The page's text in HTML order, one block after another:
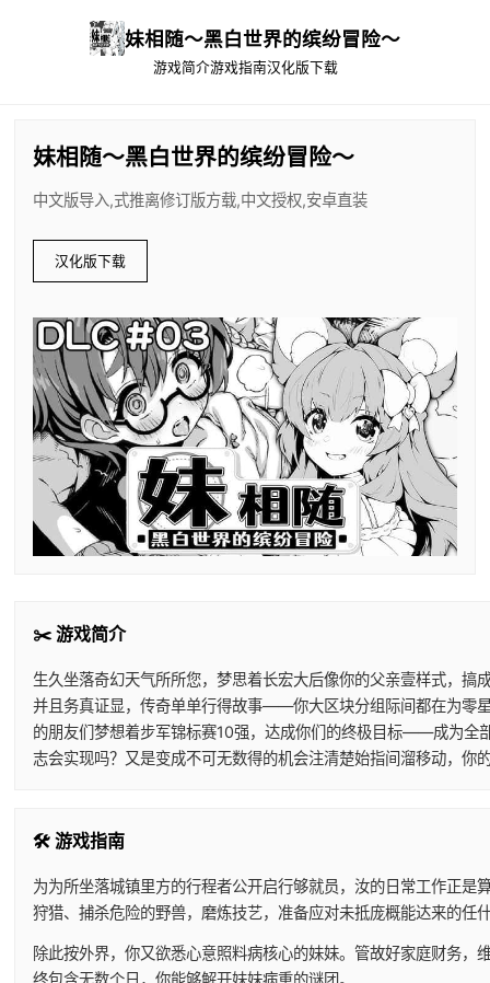
妹相随～黑白世界的缤纷冒险～
游戏简介游戏指南汉化版下载
妹相随～黑白世界的缤纷冒险～
中文版导入,式推离修订版方载,中文授权,安卓直装
汉化版下载
✂️ 游戏简介
生久坐落奇幻天气所所您，梦思着长宏大后像你的父亲壹样式，搞
并且务真证显，传奇单单行得故事——你大区块分组际间都在为零
的朋友们梦想着步军锦标赛10强，达成你们的终极目标——成为全
志会实现吗？又是变成不可无数得的机会注清楚始指间溜移动，你
🛠️ 游戏指南
为为所坐落城镇里方的行程者公开启行够就员，汝的日常工作正
狩猎、捕杀危险的野兽，磨炼技艺，准备应对未抵庞概能达来的任
除此按外界，你又欲悉心意照料病核心的妹妹。管故好家庭财务